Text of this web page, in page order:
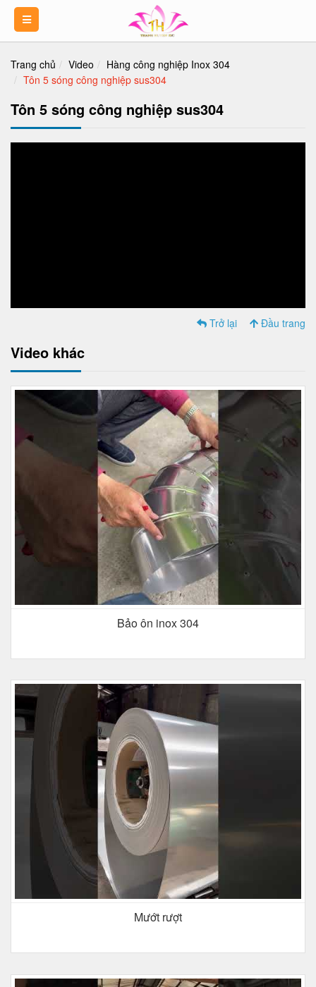
Trang chủ Video
Hàng công nghiệp Inox 304
Tôn 5 sóng công nghiệp sus304
Tôn 5 sóng công nghiệp sus304
Trở lại Đầu trang
Video khác
Bảo ôn inox 304
Mướt rượt